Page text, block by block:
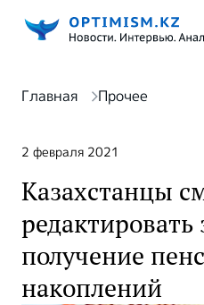
Главная Прочее
2 февраля 2021
Казахстанцы
редактировать
получение
накоплений